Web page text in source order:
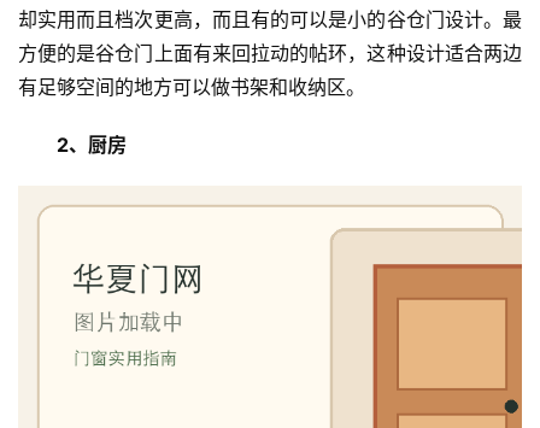
却实用而且档次更高，而且有的可以是小的谷仓门设计。最
方便的是谷仓门上面有来回拉动的帖环，这种设计适合两边
有足够空间的地方可以做书架和收纳区。
2、厨房